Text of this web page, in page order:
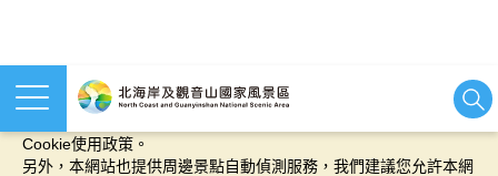
本網站使用cookies等相關技術以持續優化網站服務，並有助於為
Cookie使用政策。
另外，本網站也提供周邊景點自動偵測服務，我們建議您允許本網